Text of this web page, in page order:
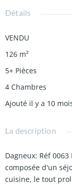
Détails
VENDU
126 m²
5+ Pièces
4 Chambres
Ajouté il y a 10
La description
Dagneux: Réf
composée d'un
cuisine, le tout